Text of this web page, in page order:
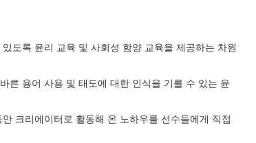
도록 윤리 교육 및 사회성 함양 교육을 제공하는 차원
른 용어 사용 및 태도에 대한 인식을 기를 수 있는 윤
크리에이터로 활동해 온 노하우를 선수들에게 직접